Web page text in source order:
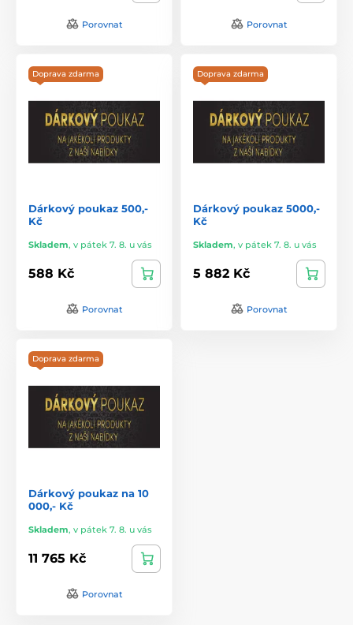
Porovnat Porovnat
Doprava zdarma
Dárkový poukaz 500,-
Kč
Skladem, v pátek 7. 8. u vás
588 Kč
Porovnat
Doprava zdarma
Dárkový poukaz 5000,-
Kč
Skladem, v pátek 7. 8. u vás
5 882 Kč
Porovnat
Doprava zdarma
Dárkový poukaz na 10
000,- Kč
Skladem, v pátek 7. 8. u vás
11 765 Kč
Porovnat